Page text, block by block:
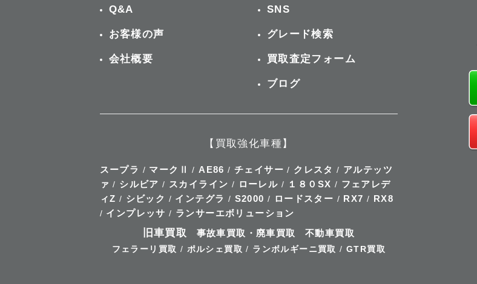
Q&A
お客様の声
会社概要
SNS
グレード検索
買取査定フォーム
ブログ
【買取強化車種】
スープラ / マークⅡ /AE86 / チェイサー / クレスタ / アルテッツ
ァ / シルビア / スカイライン / ローレル / １８０SX / フェアレデ
ィZ / シビック / インテグラ / S2000 / ロードスター / RX7 / RX8
/ インプレッサ / ランサーエボリューション
旧車買取 事故車買取・廃車買取 不動車買取
フェラーリ買取 / ポルシェ買取 / ランボルギーニ買取 / GTR買取